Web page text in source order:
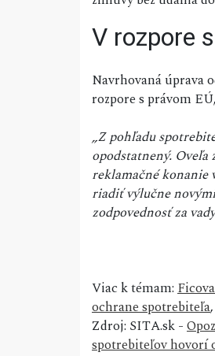
V rozpore
Navrhovaná úprava
rozpore s právom
„Z pohľadu
opodstatnený. Oveľa
reklamačné konanie
riadiť výlučne
zodpovednosť za
Viac k témam:
ochrane spotrebiteľa,
Zdroj: SITA.sk -
spotrebiteľov hovorí